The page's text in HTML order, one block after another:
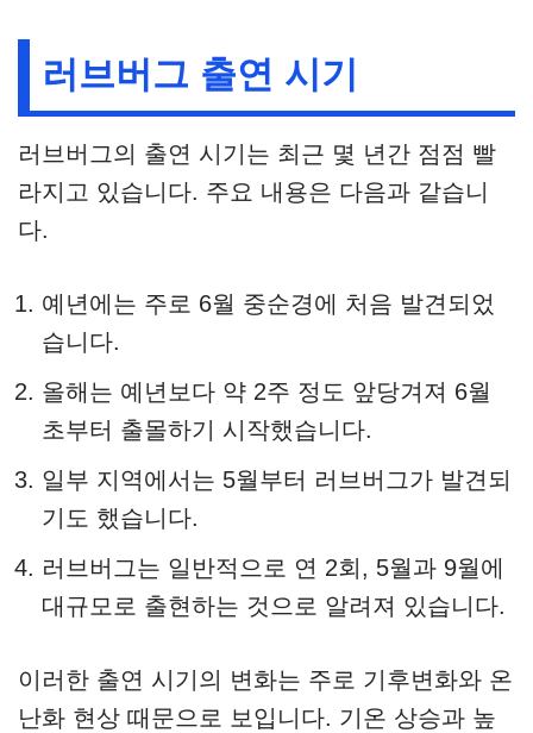
러브버그 출연 시기
러브버그의 출연 시기는 최근 몇 년간 점점 빨
라지고 있습니다. 주요 내용은 다음과 같습니
다.
예년에는 주로 6월 중순경에 처음 발견되었
습니다.
올해는 예년보다 약 2주 정도 앞당겨져 6월
초부터 출몰하기 시작했습니다.
일부 지역에서는 5월부터 러브버그가 발견되
기도 했습니다.
러브버그는 일반적으로 연 2회, 5월과 9월에
대규모로 출현하는 것으로 알려져 있습니다.
이러한 출연 시기의 변화는 주로 기후변화와 온
난화 현상 때문으로 보입니다. 기온 상승과 높